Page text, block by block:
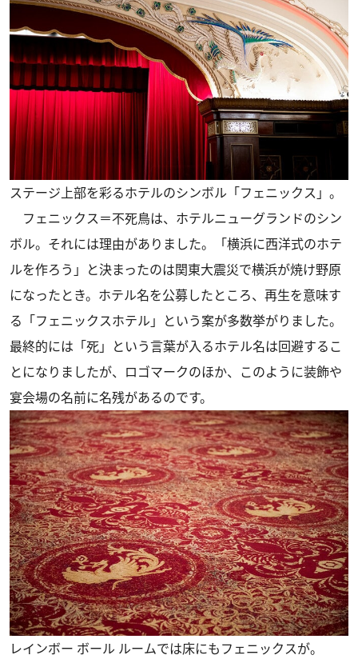
ステージ上部を彩るホテルのシンボル「フェニックス」。
フェニックス＝不死鳥は、ホテルニューグランドのシン
ボル。それには理由がありました。「横浜に西洋式のホテ
ルを作ろう」と決まったのは関東大震災で横浜が焼け野原
になったとき。ホテル名を公募したところ、再生を意味す
る「フェニックスホテル」という案が多数挙がりました。
最終的には「死」という言葉が入るホテル名は回避するこ
とになりましたが、ロゴマークのほか、このように装飾や
宴会場の名前に名残があるのです。
レインボー ボール ルームでは床にもフェニックスが。